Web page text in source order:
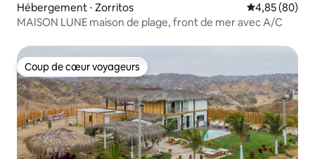
Hébergement ⋅ Zorritos Évaluation
4,85 (80)
MAISON LUNE maison de plage, front de mer avec A/C
Coup de cœur voyageurs
Coup de cœur voyageurs